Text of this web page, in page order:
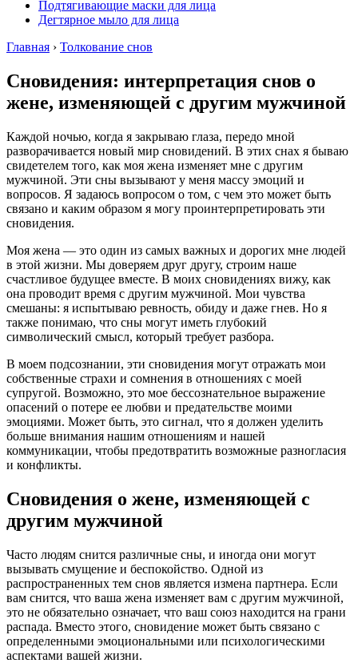
Подтягивающие маски для лица
Дегтярное мыло для лица
Главная › Толкование снов
Сновидения: интерпретация снов о
жене, изменяющей с другим мужчиной
Каждой ночью, когда я закрываю глаза, передо мной
разворачивается новый мир сновидений. В этих снах я бываю
свидетелем того, как моя жена изменяет мне с другим
мужчиной. Эти сны вызывают у меня массу эмоций и
вопросов. Я задаюсь вопросом о том, с чем это может быть
связано и каким образом я могу проинтерпретировать эти
сновидения.
Моя жена — это один из самых важных и дорогих мне людей
в этой жизни. Мы доверяем друг другу, строим наше
счастливое будущее вместе. В моих сновидениях вижу, как
она проводит время с другим мужчиной. Мои чувства
смешаны: я испытываю ревность, обиду и даже гнев. Но я
также понимаю, что сны могут иметь глубокий
символический смысл, который требует разбора.
В моем подсознании, эти сновидения могут отражать мои
собственные страхи и сомнения в отношениях с моей
супругой. Возможно, это мое бессознательное выражение
опасений о потере ее любви и предательстве моими
эмоциями. Может быть, это сигнал, что я должен уделить
больше внимания нашим отношениям и нашей
коммуникации, чтобы предотвратить возможные разногласия
и конфликты.
Сновидения о жене, изменяющей с
другим мужчиной
Часто людям снится различные сны, и иногда они могут
вызывать смущение и беспокойство. Одной из
распространенных тем снов является измена партнера. Если
вам снится, что ваша жена изменяет вам с другим мужчиной,
это не обязательно означает, что ваш союз находится на грани
распада. Вместо этого, сновидение может быть связано с
определенными эмоциональными или психологическими
аспектами вашей жизни.